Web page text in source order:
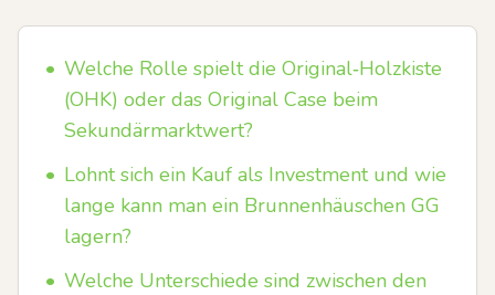
• Welche Rolle spielt die Original‑Holzkiste
(OHK) oder das Original Case beim
Sekundärmarktwert?
• Lohnt sich ein Kauf als Investment und wie
lange kann man ein Brunnenhäuschen GG
lagern?
• Welche Unterschiede sind zwischen den